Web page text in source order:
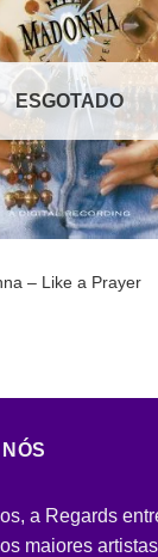
a
ESGOTADO
– Like a Prayer
a Regards
maiores